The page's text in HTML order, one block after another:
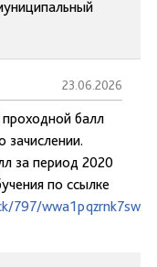
23.06.2026
балл
зачислении.
за период 2020
по ссылке
797/